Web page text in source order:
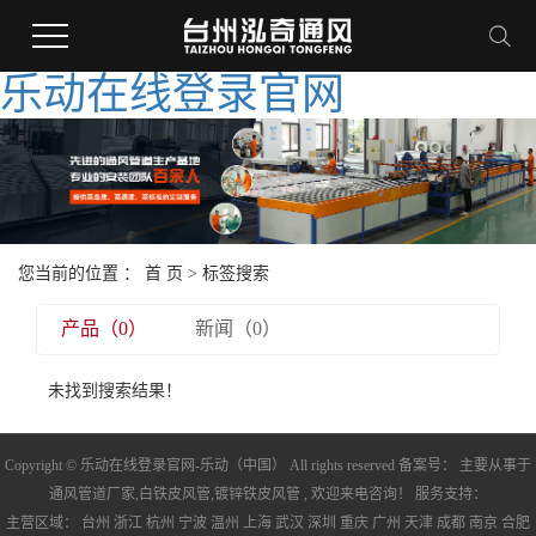
乐动在线登录官网
您当前的位置 ： 首 页 > 标签搜索
产品（0） 新闻（0）
未找到搜索结果！
Copyright © 乐动在线登录官网-乐动（中国） All rights reserved 备案号： 主要从事于
通风管道厂家, 白铁皮风管,镀锌铁皮风管 , 欢迎来电咨询！ 服务支持：
主营区域： 台州 浙江 杭州 宁波 温州 上海 武汉 深圳 重庆 广州 天津 成都 南京 合肥